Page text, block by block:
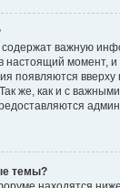
содержат важную
настоящий момент,
появляются
же, как и с
темы?